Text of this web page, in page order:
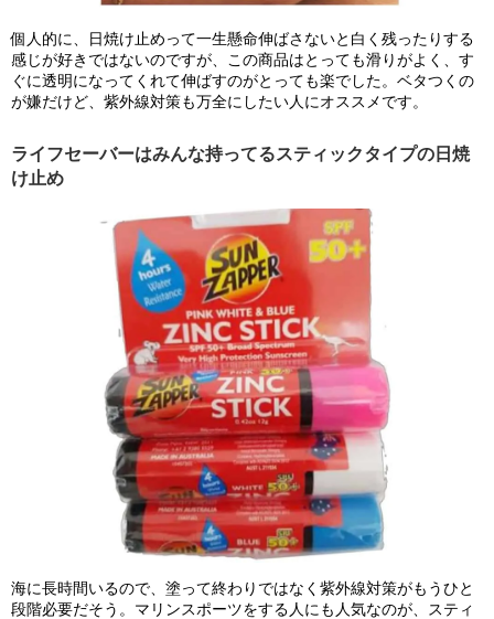
個人的に、日焼け止めって一生懸命伸ばさないと白く残ったりする
感じが好きではないのですが、この商品はとっても滑りがよく、す
ぐに透明になってくれて伸ばすのがとっても楽でした。ベタつくの
が嫌だけど、紫外線対策も万全にしたい人にオススメです。
ライフセーバーはみんな持ってるスティックタイプの日焼
け止め
海に長時間いるので、塗って終わりではなく紫外線対策がもうひと
段階必要だそう。マリンスポーツをする人にも人気なのが、スティ